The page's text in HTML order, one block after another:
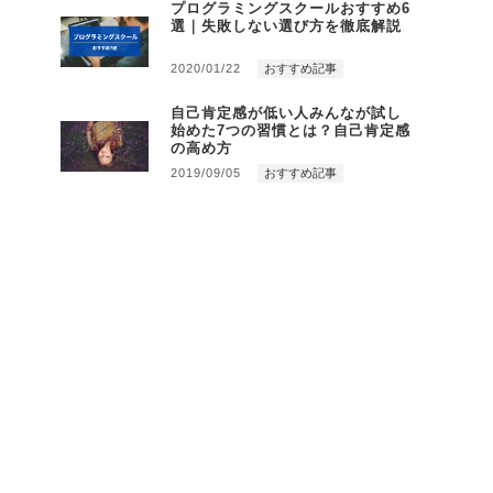
プログラミングスクールおすすめ6
選｜失敗しない選び方を徹底解説
2020/01/22 おすすめ記事
自己肯定感が低い人みんなが試し
始めた7つの習慣とは？自己肯定感
の高め方
2019/09/05 おすすめ記事